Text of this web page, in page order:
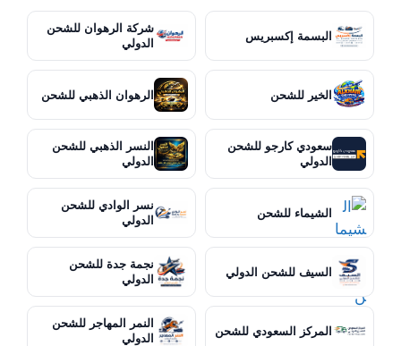
البسمة إكسبريس
شركة الرهوان للشحن
الدولي
الخير للشحن الرهوان الذهبي للشحن
سعودي كارجو للشحن
الدولي
النسر الذهبي للشحن
الدولي
الشيماء للشحن
نسر الوادي للشحن
الدولي
السيف للشحن الدولي
نجمة جدة للشحن
الدولي
المركز السعودي للشحن
النمر المهاجر للشحن
الدولي